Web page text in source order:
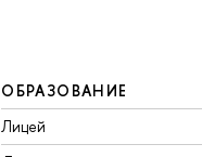
ОБРАЗОВАНИЕ
Лицей